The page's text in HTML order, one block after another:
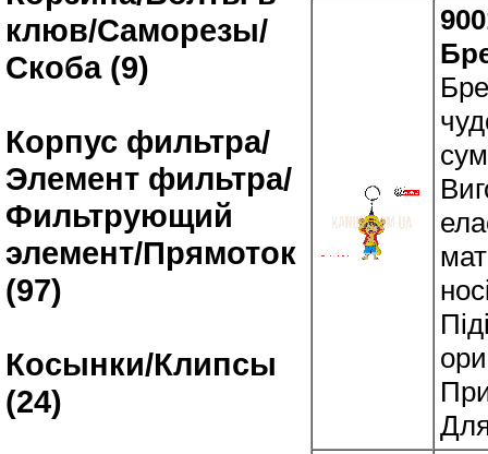
клюв/Саморезы/
Скоба (9)
Корпус фильтра/
Элемент фильтра/
Фильтрующий
элемент/Прямоток
(97)
Косынки/Клипсы
(24)